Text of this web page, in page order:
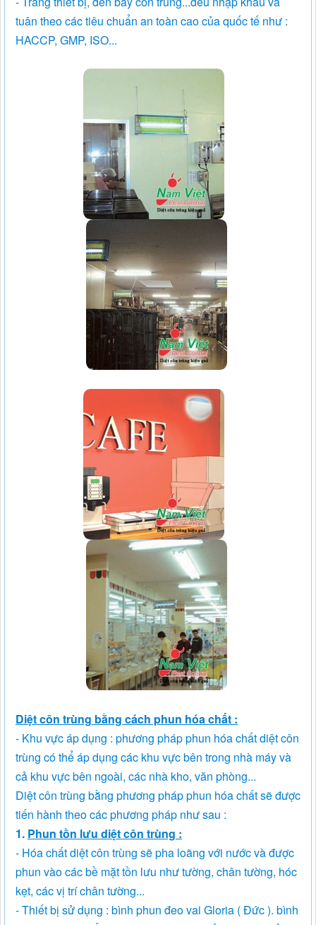
tuân theo các tiêu chuẩn an toàn cao của quốc tế như :
HACCP, GMP, ISO...
Diệt côn trùng bằng cách phun hóa chất :
- Khu vực áp dụng : phương pháp phun hóa chất diệt côn
trùng có thể áp dụng các khu vực bên trong nhà máy và
cả khu vực bên ngoài, các nhà kho, văn phòng...
Diệt côn trùng bằng phương pháp phun hóa chất sẽ được
tiến hành theo các phương pháp như sau :
1. Phun tồn lưu diệt côn trùng :
- Hóa chất diệt côn trùng sẽ pha loãng với nước và được
phun vào các bề mặt tồn lưu như tường, chân tường, hóc
kẹt, các vị trí chân tường...
- Thiết bị sử dụng : bình phun đeo vai Gloria ( Đức ). bình